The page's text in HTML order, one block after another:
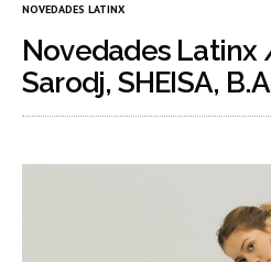
NOVEDADES LATINX
Novedades Latinx
Sarodj, SHEISA,